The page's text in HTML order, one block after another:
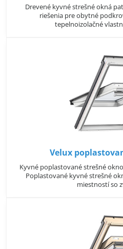
Drevené kyvné strešné okná
riešenia pre obytné
tepelnoizolačné
Velux
Kyvné poplastované strešné
Poplastované kyvné strešné
miestností so